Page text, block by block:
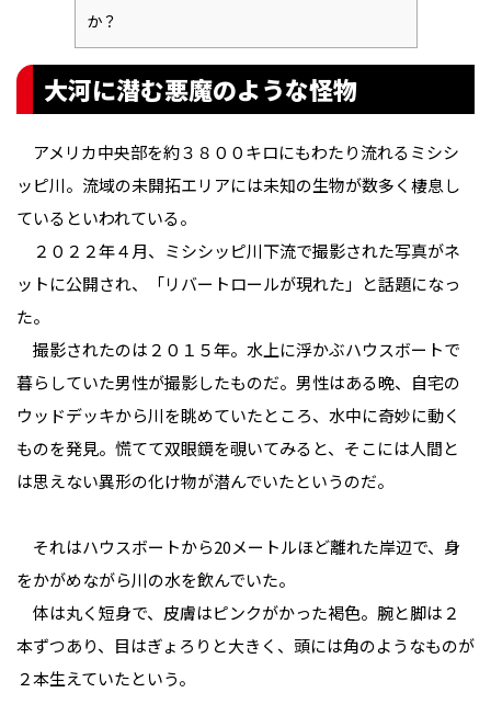
か？
大河に潜む悪魔のような怪物
アメリカ中央部を約３８００キロにもわたり流れるミシシ
ッピ川。流域の未開拓エリアには未知の生物が数多く棲息し
ているといわれている。
２０２２年４月、ミシシッピ川下流で撮影された写真がネ
ットに公開され、「リバートロールが現れた」と話題になっ
た。
撮影されたのは２０１５年。水上に浮かぶハウスボートで
暮らしていた男性が撮影したものだ。男性はある晩、自宅の
ウッドデッキから川を眺めていたところ、水中に奇妙に動く
ものを発見。慌てて双眼鏡を覗いてみると、そこには人間と
は思えない異形の化け物が潜んでいたというのだ。
それはハウスボートから20メートルほど離れた岸辺で、身
をかがめながら川の水を飲んでいた。
体は丸く短身で、皮膚はピンクがかった褐色。腕と脚は２
本ずつあり、目はぎょろりと大きく、頭には角のようなものが
２本生えていたという。